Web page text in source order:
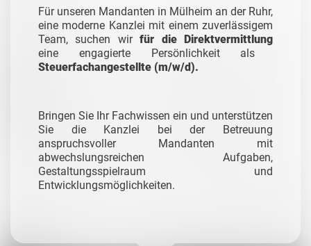
Für unseren Mandanten in Mülheim an der Ruhr,
eine moderne Kanzlei mit einem zuverlässigem
Team, suchen wirfür die Direktvermittlung
eine engagierte Persönlichkeit als
Steuerfachangestellte (m/w/d).
Bringen Sie Ihr Fachwissen ein und unterstützen
Sie die Kanzlei bei der Betreuung
anspruchsvoller Mandanten mit
abwechslungsreichen Aufgaben,
Gestaltungsspielraum und
Entwicklungsmöglichkeiten.